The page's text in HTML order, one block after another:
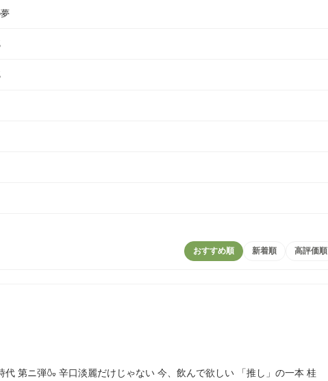
おすすめ順 新着順 高評価順
代 第ニ弾🍶 辛口淡麗だけじゃない 今、飲んで欲しい 「推し」の一本 桂